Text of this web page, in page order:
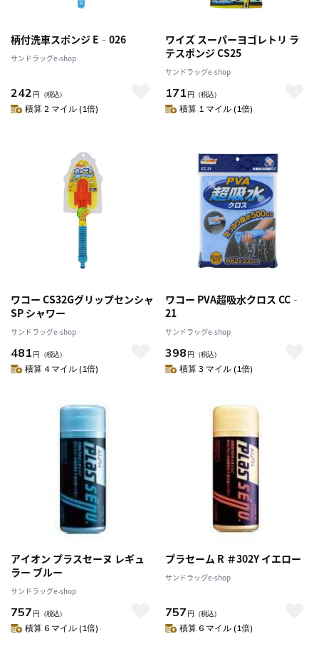
柄付洗車スポンジ E‐026
サンドラッグe-shop
242 円 （税込）
積算 2 マイル (1倍)
ワイズ スーパーヨゴレトリ ラ
テスポンジ CS25
サンドラッグe-shop
171 円 （税込）
積算 1 マイル (1倍)
ワコー CS32Gグリップセンシャ
SP シャワー
サンドラッグe-shop
481 円 （税込）
積算 4 マイル (1倍)
ワコー PVA超吸水クロス CC‐
21
サンドラッグe-shop
398 円 （税込）
積算 3 マイル (1倍)
アイオン プラスセーヌ レギュ
ラー ブルー
サンドラッグe-shop
757 円 （税込）
積算 6 マイル (1倍)
プラセーム R ＃302Y イエロー
サンドラッグe-shop
757 円 （税込）
積算 6 マイル (1倍)